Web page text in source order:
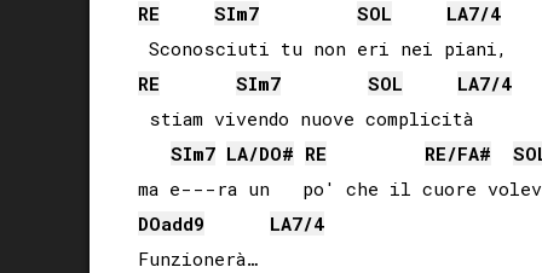
RE SIm7 SOL LA7/4
RE
SIm7 SOL LA7/4
stiam vivendo nuove complicità
SIm7 LA/DO# RE RE/FA#
DOadd9 LA7/4
Funzionerà…